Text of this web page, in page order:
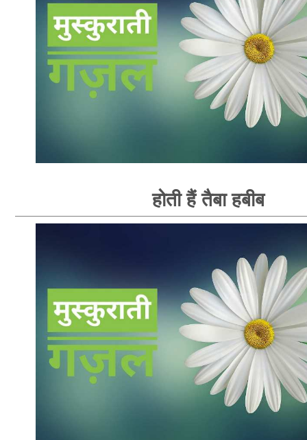
होती हैं तैबा हबीब